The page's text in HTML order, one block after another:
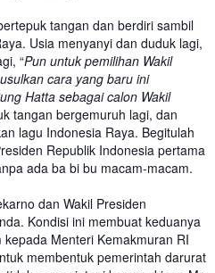
tangan dan berdiri sambil
Usia menyanyi dan duduk lagi,
“Pun untuk pemilihan Wakil
cara yang baru ini
Hatta sebagai calon Wakil
tangan bergemuruh lagi, dan
lagu Indonesia Raya. Begitulah
Republik Indonesia pertama
ada ba bi bu macam-macam.
dan Wakil Presiden
Kondisi ini membuat keduanya
Menteri Kemakmuran RI
membentuk pemerintah darurat